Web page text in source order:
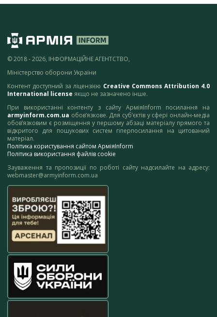
© 2018 - 2026, ІНФОРМАЦІЙНЕ АГЕНТСТВО,
Міністерство оборони України
Контент доступний за ліцензією Creative Commons Attribution 4.0
International license якщо не зазначено інше.
При використанні контенту з сайту АрміяInform посилання на
armyinform.com.ua обов’язкове. Для суб’єктів у сфері онлайн-медіа
обов’язковим є розміщення у першому абзаці матеріалу прямого та
відкритого для пошукових систем гіперпосилання на цитований
матеріал.
Політика користування сайтом АрміяInform
Політика використання файлів cookie
Зауваження та пропозиції по роботі сайту надсилайте на адресу:
webmaster@armyinform.com.ua